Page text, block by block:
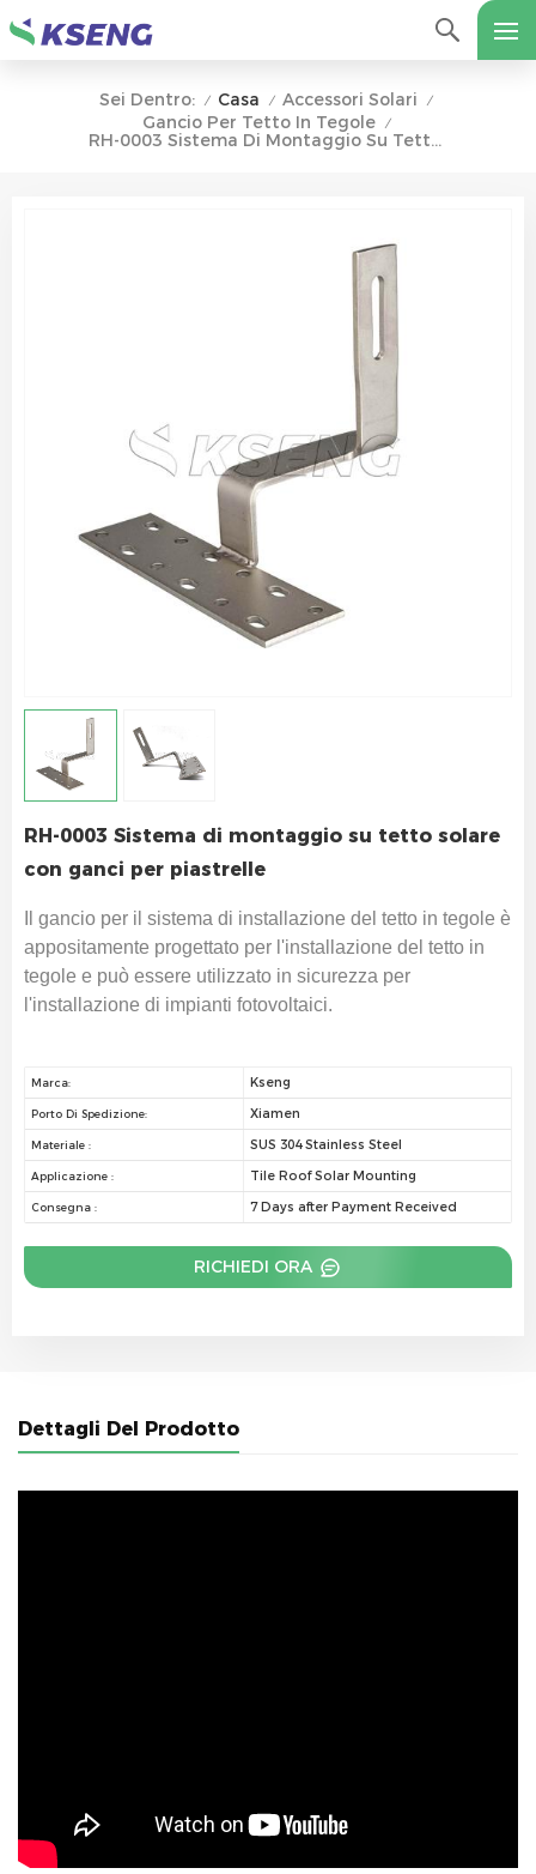
Sei Dentro: / Casa / Accessori Solari /
Gancio Per Tetto In Tegole /
RH-0003 Sistema Di Montaggio Su Tetto Solare Con Ganci Per Piastrelle
RH-0003 Sistema di montaggio su tetto solare
con ganci per piastrelle
Il gancio per il sistema di installazione del tetto in tegole è
appositamente progettato per l'installazione del tetto in
tegole e può essere utilizzato in sicurezza per
l'installazione di impianti fotovoltaici.
Marca: Kseng
Porto Di Spedizione: Xiamen
Materiale : SUS 304 Stainless Steel
Applicazione : Tile Roof Solar Mounting
Consegna : 7 Days after Payment Received
RICHIEDI ORA
Dettagli Del Prodotto